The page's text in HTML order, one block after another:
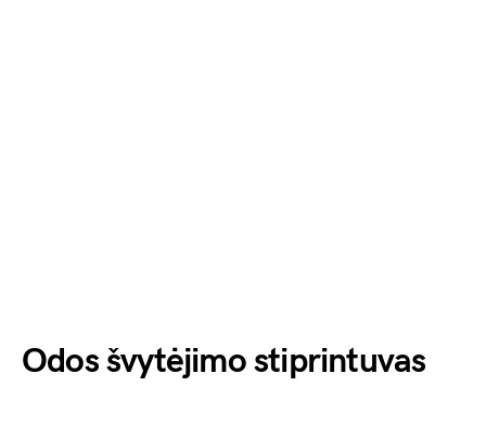
Odos švytėjimo stiprintuvas